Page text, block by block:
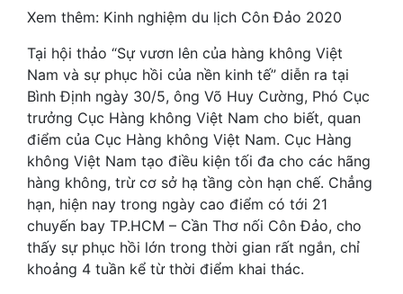
Xem thêm: Kinh nghiệm du lịch Côn Đảo 2020
Tại hội thảo “Sự vươn lên của hàng không Việt
Nam và sự phục hồi của nền kinh tế” diễn ra tại
Bình Định ngày 30/5, ông Võ Huy Cường, Phó Cục
trưởng Cục Hàng không Việt Nam cho biết, quan
điểm của Cục Hàng không Việt Nam. Cục Hàng
không Việt Nam tạo điều kiện tối đa cho các hãng
hàng không, trừ cơ sở hạ tầng còn hạn chế. Chẳng
hạn, hiện nay trong ngày cao điểm có tới 21
chuyến bay TP.HCM – Cần Thơ nối Côn Đảo, cho
thấy sự phục hồi lớn trong thời gian rất ngắn, chỉ
khoảng 4 tuần kể từ thời điểm khai thác.